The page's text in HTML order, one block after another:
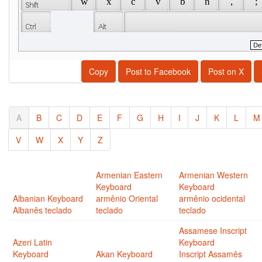
Copy Post to Facebook Post on X
A B C D E F G H I J K L
M
V
W X Y Z
Albanian Keyboard
Albanês teclado
Armenian Eastern
Keyboard
armênio Oriental
teclado
Armenian Western
Keyboard
armênio ocidental
teclado
Azeri Latin
Keyboard
Akan Keyboard
Assamese Inscript
Keyboard
Inscript Assamês